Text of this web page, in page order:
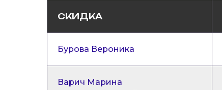
СКИДКА
Бурова Вероника
Варич Марина